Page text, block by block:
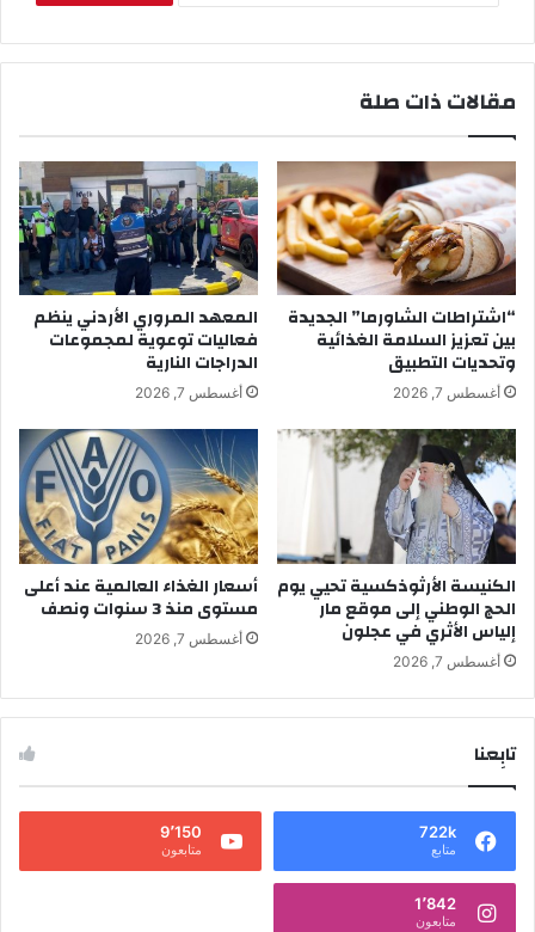
مقالات ذات صلة
“اشتراطات الشاورما” الجديدة
بين تعزيز السلامة الغذائية
وتحديات التطبيق
أغسطس 7, 2026
المعهد المروري الأردني ينظم
فعاليات توعوية لمجموعات
الدراجات النارية
أغسطس 7, 2026
الكنيسة الأرثوذكسية تحيي يوم
الحج الوطني إلى موقع مار
إلياس الأثري في عجلون
أغسطس 7, 2026
أسعار الغذاء العالمية عند أعلى
مستوى منذ 3 سنوات ونصف
أغسطس 7, 2026
تابِعنا
722k
متابع
9٬150
متابعون
1٬842
متابعون